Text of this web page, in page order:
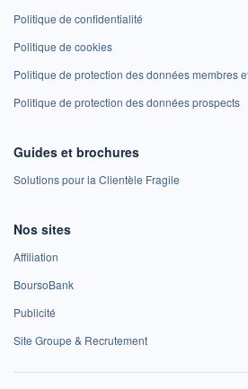
Politique de confidentialité
Politique de cookies
Politique de protection des données membres
Politique de protection des données prospects
Guides et brochures
Solutions pour la Clientèle Fragile
Nos sites
Affiliation
BoursoBank
Publicité
Site Groupe & Recrutement